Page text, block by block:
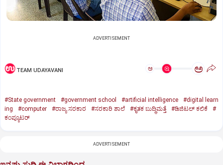
ADVERTISEMENT
TEAM UDAYAVANI ಅ ಅ
#State government #government school #artificial intelligence
#digital learn
ing
#computer #ರಾಜ್ಯ ಸರಕಾರ #ಸರಕಾರಿ ಶಾಲೆ #ಕೃತಕ ಬುದ್ಧಿಮತ್ತೆ #ಡಿಜಿಟಲ್‌ ಕಲಿಕೆ
#
ಕಂಪ್ಯೂಟರ್‌
ADVERTISEMENT